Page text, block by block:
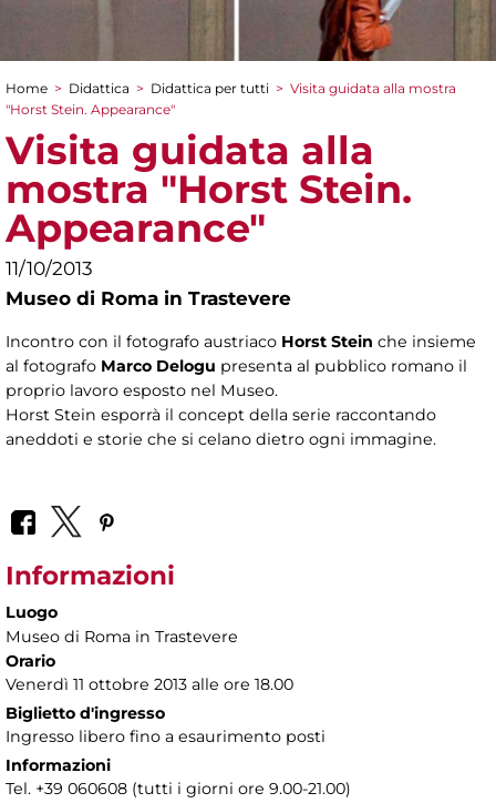
Tu sei qui
Home > Didattica > Didattica per tutti > Visita guidata alla mostra
"Horst Stein. Appearance"
Visita guidata alla
mostra "Horst Stein.
Appearance"
11/10/2013
Museo di Roma in Trastevere
Incontro con il fotografo austriaco Horst Stein che insieme
al fotografo Marco Delogu presenta al pubblico romano il
proprio lavoro esposto nel Museo.
Horst Stein esporrà il concept della serie raccontando
aneddoti e storie che si celano dietro ogni immagine.
Informazioni
Luogo
Museo di Roma in Trastevere
Orario
Venerdì 11 ottobre 2013 alle ore 18.00
Biglietto d'ingresso
Ingresso libero fino a esaurimento posti
Informazioni
Tel. +39 060608 (tutti i giorni ore 9.00-21.00)